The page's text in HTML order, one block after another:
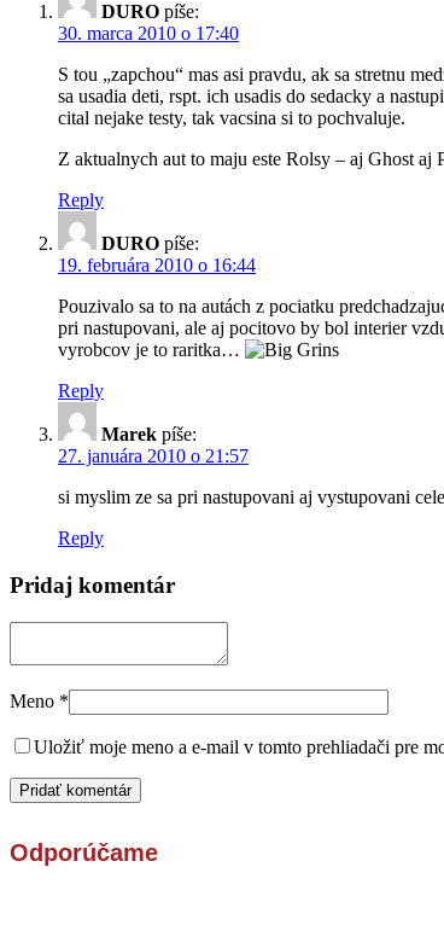
DURO píše:
30. marca 2010 o 17:40
S tou „zapchou“ mas asi pravdu, ak sa stretnu
sa usadia deti, rspt. ich usadis do sedacky a
cital nejake testy, tak vacsina si to pochvaluje.
Z aktualnych aut to maju este Rolsy – aj Ghost
Reply
DURO píše:
19. februára 2010 o 16:44
Pouzivalo sa to na autách z pociatku
pri nastupovani, ale aj pocitovo by bol interier
vyrobcov je to raritka…
Reply
Marek píše:
27. januára 2010 o 21:57
si myslim ze sa pri nastupovani aj vystupovani
Reply
Pridaj komentár
Meno *
Uložiť moje meno a e-mail v tomto prehliadači pre
Odporúčame